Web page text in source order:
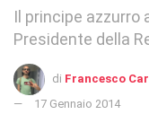
Il principe azzurro
Presidente della
di Francesco
17 Gennaio 2014